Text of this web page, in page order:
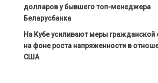
долларов у бывшего топ-менеджера
Беларусбанка
На Кубе усиливают меры гражданской
на фоне роста напряженности в
США